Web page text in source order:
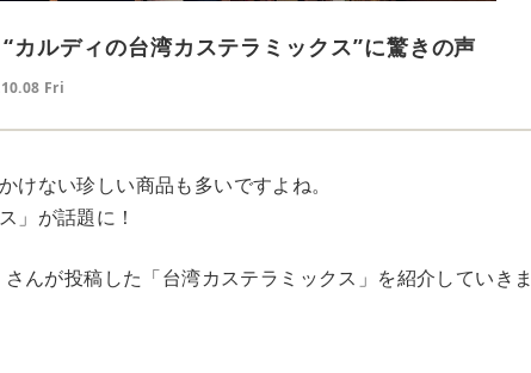
カルディの台湾カステラミックス”に驚きの声
Fri
けない珍しい商品も多いですよね。
」が話題に！
んが投稿した「台湾カステラミックス」を紹介していきま